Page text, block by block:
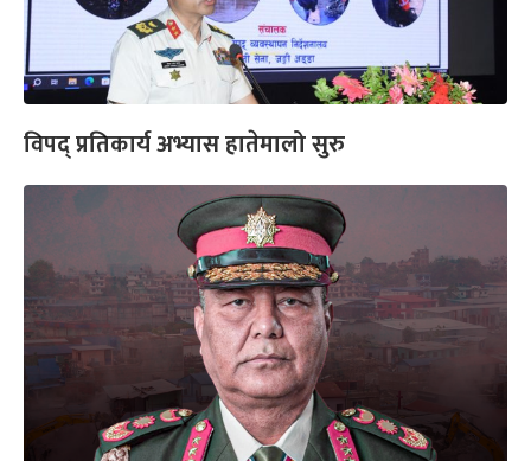
विपद् प्रतिकार्य अभ्यास हातेमालो सुरु